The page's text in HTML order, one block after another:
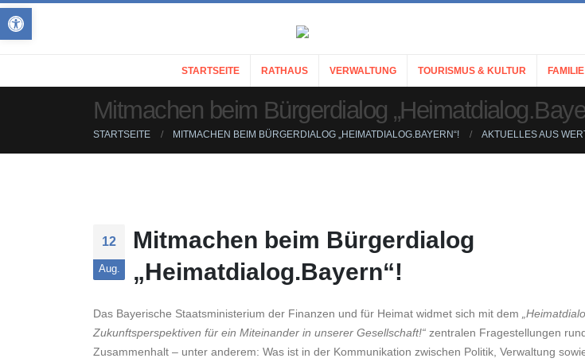
STARTSEITE RATHAUS VERWALTUNG TOURISMUS & KULTUR
Mitmachen beim Bürgerdialog
STARTSEITE MITMACHEN BEIM BÜRGERDIALOG „HEIMATDIALOG.BAYERN“! AKTUELLES AUS
12
Aug.
Mitmachen beim Bürgerdialog
„Heimatdialog.Bayern“!
Das Bayerische Staatsministerium der Finanzen und für Heimat widmet sich mit dem
Zukunftsperspektiven für ein Miteinander in unserer Gesellschaft!“ zentralen Fragestellungen
Zusammenhalt – unter anderem: Was ist in der Kommunikation zwischen Politik, Verwaltung
Open toolbar